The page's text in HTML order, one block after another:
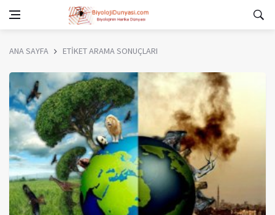
ANA SAYFA ETİKET ARAMA SONUÇLARI